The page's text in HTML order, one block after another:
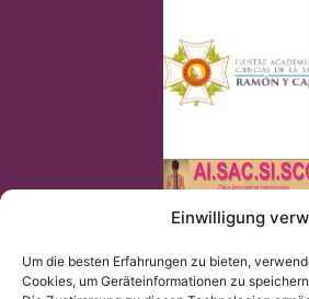
Einwilligung
Um die besten Erfahrungen zu bieten,
Cookies, um Geräteinformationen zu
Das Institut Chiari & Siringomielia &
(ICSEB) erfüllt die EU Verordnung
Der Inhalt dieser Webseite ist eine nicht-